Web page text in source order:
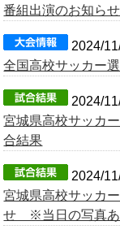
番組出演のお知らせ
2024/
全国高校サッカー
2024/
宮城県高校サッカ
合結果
2024/
宮城県高校サッカ
せ ※当日の写真あ